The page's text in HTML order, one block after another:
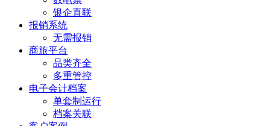
银企直联
报销系统
无需报销
商旅平台
品类齐全
多重管控
电子会计档案
单套制运行
档案关联